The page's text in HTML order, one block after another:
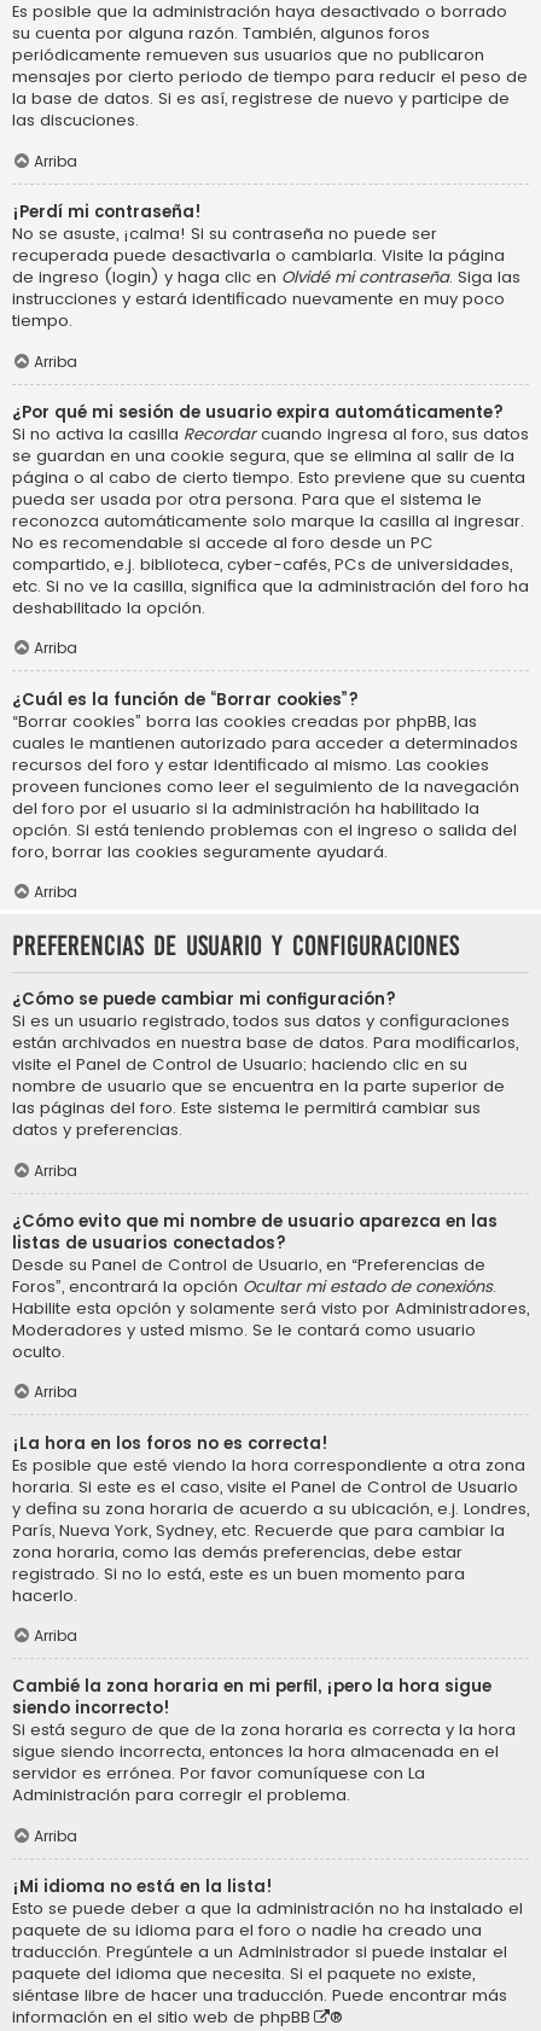
Es posible que la administración haya desactivado o borrado
su cuenta por alguna razón. También, algunos foros
periódicamente remueven sus usuarios que no publicaron
mensajes por cierto periodo de tiempo para reducir el peso de
la base de datos. Si es así, registrese de nuevo y participe de
las discuciones.
Arriba
¡Perdí mi contraseña!
No se asuste, ¡calma! Si su contraseña no puede ser
recuperada puede desactivarla o cambiarla. Visite la página
de ingreso (login) y haga clic en Olvidé mi contraseña. Siga las
instrucciones y estará identificado nuevamente en muy poco
tiempo.
Arriba
¿Por qué mi sesión de usuario expira automáticamente?
Si no activa la casilla Recordarcuando ingresa al foro, sus datos
se guardan en una cookie segura, que se elimina al salir de la
página o al cabo de cierto tiempo. Esto previene que su cuenta
pueda ser usada por otra persona. Para que el sistema le
reconozca automáticamente solo marque la casilla al ingresar.
No es recomendable si accede al foro desde un PC
compartido, e.j. biblioteca, cyber-cafés, PCs de universidades,
etc. Si no ve la casilla, significa que la administración del foro ha
deshabilitado la opción.
Arriba
¿Cuál es la función de “Borrar cookies”?
“Borrar cookies” borra las cookies creadas por phpBB, las
cuales le mantienen autorizado para acceder a determinados
recursos del foro y estar identificado al mismo. Las cookies
proveen funciones como leer el seguimiento de la navegación
del foro por el usuario si la administración ha habilitado la
opción. Si está teniendo problemas con el ingreso o salida del
foro, borrar las cookies seguramente ayudará.
Arriba
Preferencias de usuario y configuraciones
¿Cómo se puede cambiar mi configuración?
Si es un usuario registrado, todos sus datos y configuraciones
están archivados en nuestra base de datos. Para modificarlos,
visite el Panel de Control de Usuario; haciendo clic en su
nombre de usuario que se encuentra en la parte superior de
las páginas del foro. Este sistema le permitirá cambiar sus
datos y preferencias.
Arriba
¿Cómo evito que mi nombre de usuario aparezca en las
listas de usuarios conectados?
Desde su Panel de Control de Usuario, en “Preferencias de
Foros”, encontrará la opción Ocultar mi estado de conexións.
Habilite esta opción y solamente será visto por Administradores,
Moderadores y usted mismo. Se le contará como usuario
oculto.
Arriba
¡La hora en los foros no es correcta!
Es posible que esté viendo la hora correspondiente a otra zona
horaria. Si este es el caso, visite el Panel de Control de Usuario
y defina su zona horaria de acuerdo a su ubicación, e.j. Londres,
París, Nueva York, Sydney, etc. Recuerde que para cambiar la
zona horaria, como las demás preferencias, debe estar
registrado. Si no lo está, este es un buen momento para
hacerlo.
Arriba
Cambié la zona horaria en mi perfil, ¡pero la hora sigue
siendo incorrecto!
Si está seguro de que de la zona horaria es correcta y la hora
sigue siendo incorrecta, entonces la hora almacenada en el
servidor es errónea. Por favor comuníquese con La
Administración para corregir el problema.
Arriba
¡Mi idioma no está en la lista!
Esto se puede deber a que la administración no ha instalado el
paquete de su idioma para el foro o nadie ha creado una
traducción. Pregúntele a un Administrador si puede instalar el
paquete del idioma que necesita. Si el paquete no existe,
siéntase libre de hacer una traducción. Puede encontrar más
información en el sitio web de phpBB ®